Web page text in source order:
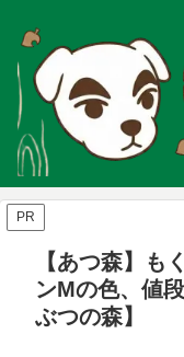
PR
【あつ森】も
ンMの色、値
ぶつの森】